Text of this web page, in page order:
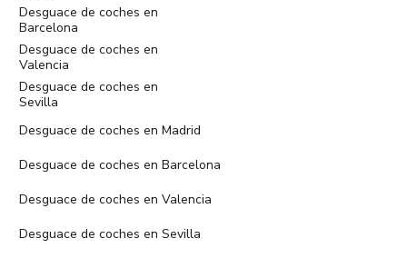
Desguace de coches en
Barcelona
Desguace de coches en
Valencia
Desguace de coches en
Sevilla
Desguace de coches en Madrid
Desguace de coches en Barcelona
Desguace de coches en Valencia
Desguace de coches en Sevilla